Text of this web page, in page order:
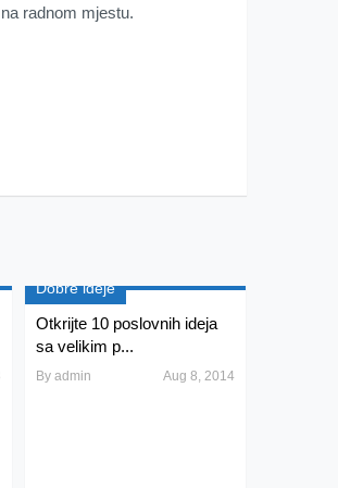
radnom mjestu.
Dobre ideje
Otkrijte 10 poslovnih ideja
sa velikim p...
By admin Aug 8, 2014